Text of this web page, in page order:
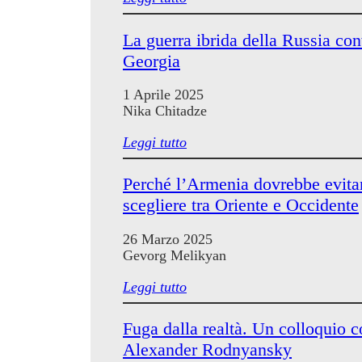
La guerra ibrida della Russia
Georgia
1 Aprile 2025
Nika Chitadze
Leggi tutto
Perché l’Armenia dovrebbe
scegliere tra Oriente e Occidente
26 Marzo 2025
Gevorg Melikyan
Leggi tutto
Fuga dalla realtà. Un colloquio
Alexander Rodnyansky